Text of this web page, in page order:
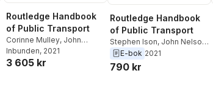
Routledge Handbook
of Public Transport
Corinne Mulley, John
Nelson,Stephen Ison
Inbunden, 2021
3 605 kr
Routledge Handbook
of Public Transport
Stephen Ison, John Nelson ,
Corinne Mulley
E-bok 2021
790 kr